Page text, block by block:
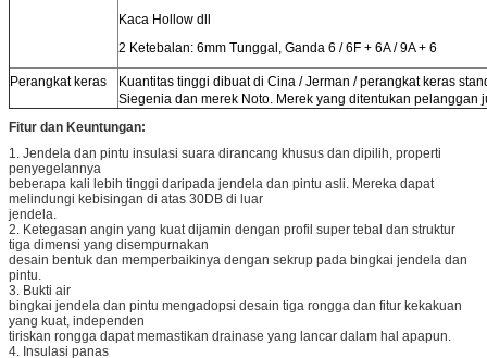
Kaca Hollow dll
2 Ketebalan: 6mm Tunggal, Ganda 6 / 6F + 6A / 9A + 6
Perangkat keras
Kuantitas tinggi dibuat di Cina / Jerman / perangkat keras
Siegenia dan merek Noto. Merek yang ditentukan pelanggan
Fitur dan Keuntungan:
1. Jendela dan pintu insulasi suara dirancang khusus dan dipilih, properti
penyegelannya
beberapa kali lebih tinggi daripada jendela dan pintu asli. Mereka dapat
melindungi kebisingan di atas 30DB di luar
jendela.
2. Ketegasan angin yang kuat dijamin dengan profil super tebal dan struktur
tiga dimensi yang disempurnakan
desain bentuk dan memperbaikinya dengan sekrup pada bingkai jendela dan
pintu.
3. Bukti air
bingkai jendela dan pintu mengadopsi desain tiga rongga dan fitur kekakuan
yang kuat, independen
tiriskan rongga dapat memastikan drainase yang lancar dalam hal apapun.
4. Insulasi panas